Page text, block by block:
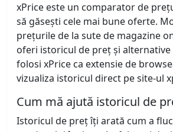
xPrice este un comparator de
să găsești cele mai bune oferte.
prețurile de la sute de magazine
oferi istoricul de preț și
folosi xPrice ca extensie de
vizualiza istoricul direct pe site-ul
Cum mă ajută istoricul de
Istoricul de preț îți arată cum a